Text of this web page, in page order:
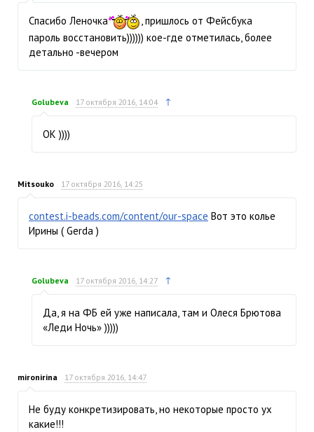
Спасибо Леночка
, пришлось от Фейсбука
пароль восстановить)))))) кое-где отметилась, более
детально -вечером
Golubeva 17 октября 2016, 14:04 ↑
ОК ))))
Mitsouko 17 октября 2016, 14:25
contest.i-beads.com/content/our-space Вот это колье
Ирины ( Gerda )
Golubeva 17 октября 2016, 14:27 ↑
Да, я на ФБ ей уже написала, там и Олеся Брютова
«Леди Ночь» )))))
mironirina 17 октября 2016, 14:47
Не буду конкретизировать, но некоторые просто ух
какие!!!